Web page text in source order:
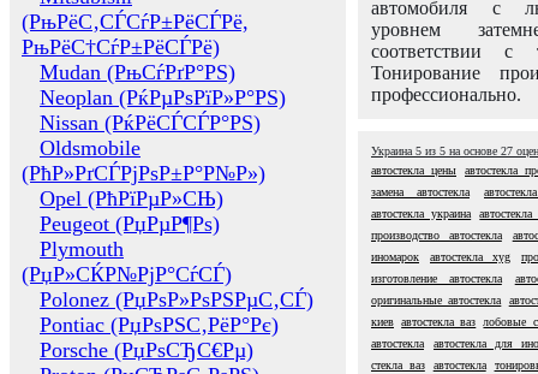
(РњРёС‚СЃСѓР±РёСЃРё,
РњРёС†СѓР±РёСЃРё)
Mudan (РњСѓРґР°РЅ)
Neoplan (РќРµРѕРїР»Р°РЅ)
Nissan (РќРёСЃСЃР°РЅ)
Oldsmobile
(РћР»РґСЃРјРѕР±Р°Р№Р»)
Opel (РћРїРµР»СЊ)
Peugeot (РџРµР¶Рѕ)
Plymouth
(РџР»СЌР№РјР°СѓСЃ)
Polonez (РџРѕР»РѕРЅРµС‚СЃ)
Pontiac (РџРѕРЅС‚РёР°Рє)
Porsche (РџРѕСЂС€Рµ)
автомобиля с
уровнем
соответствии с
Тонирование
профессионально.
Украина 5 из 5 на основе 27
автостекла цены
автостекла
замена автостекла
автостекла украина
производство автостекла
иномарок
автостекла xyg
изготовление автостекла
оригинальные автостекла
киев автостекла ваз
лобовые
автостекла
автостекла для
стекла ваз
автостекла